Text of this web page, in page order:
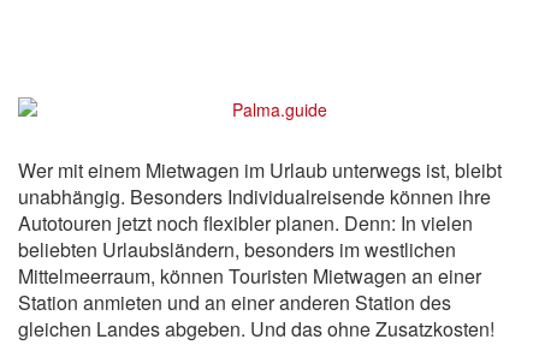
Wer mit einem Mietwagen im Urlaub unterwegs ist, bleibt
unabhängig. Besonders Individualreisende können ihre
Autotouren jetzt noch flexibler planen. Denn: In vielen
beliebten Urlaubsländern, besonders im westlichen
Mittelmeerraum, können Touristen Mietwagen an einer
Station anmieten und an einer anderen Station des
gleichen Landes abgeben. Und das ohne Zusatzkosten!